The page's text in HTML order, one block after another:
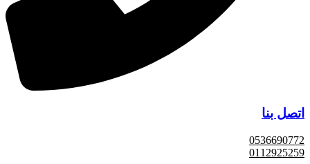
اتصل بنا
0536690772
0112925259